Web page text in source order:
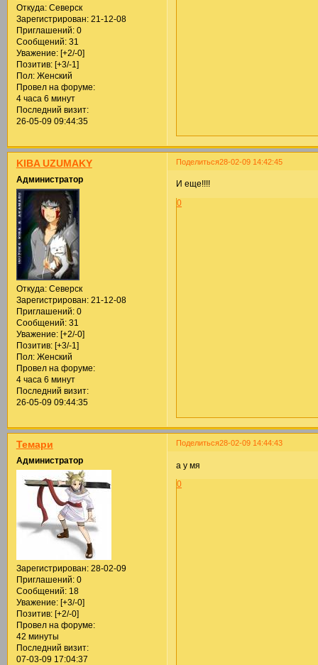
Откуда:Северск
Зарегистрирован: 21-12-08
Приглашений:0
Сообщений:31
Уважение: [+2/-0]
Позитив: [+3/-1]
Пол:Женский
Провел на форуме:
4 часа 6 минут
Последний визит:
26-05-09 09:44:35
Поделиться28-02-09 14:42:45
KIBA UZUMAKY
Администратор
Откуда:Северск
Зарегистрирован: 21-12-08
Приглашений:0
Сообщений:31
Уважение: [+2/-0]
Позитив: [+3/-1]
Пол:Женский
Провел на форуме:
4 часа 6 минут
Последний визит:
26-05-09 09:44:35
И еще!!!!
0
Поделиться28-02-09 14:44:43
Темари
Администратор
Зарегистрирован: 28-02-09
Приглашений:0
Сообщений:18
Уважение: [+3/-0]
Позитив: [+2/-0]
Провел на форуме:
42 минуты
Последний визит:
07-03-09 17:04:37
а у мя
0